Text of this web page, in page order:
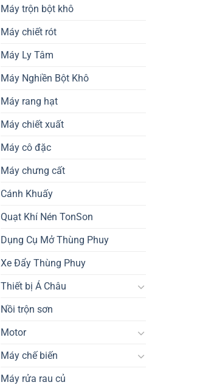
Máy trộn bột khô
Máy chiết rót
Máy Ly Tâm
Máy Nghiền Bột Khô
Máy rang hạt
Máy chiết xuất
Máy cô đặc
Máy chưng cất
Cánh Khuấy
Quạt Khí Nén TonSon
Dụng Cụ Mở Thùng Phuy
Xe Đẩy Thùng Phuy
Thiết bị Á Châu
Nồi trộn sơn
Motor
Máy chế biến
Máy rửa rau củ